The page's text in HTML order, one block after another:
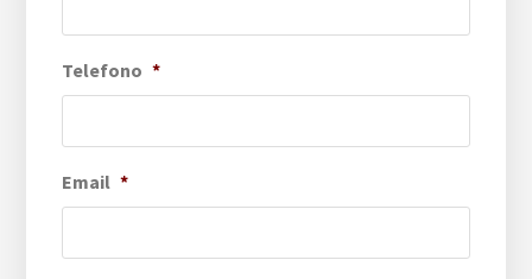
Telefono *
Email *